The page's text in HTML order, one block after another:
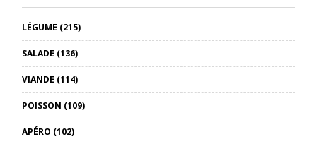
LÉGUME (215)
SALADE (136)
VIANDE (114)
POISSON (109)
APÉRO (102)